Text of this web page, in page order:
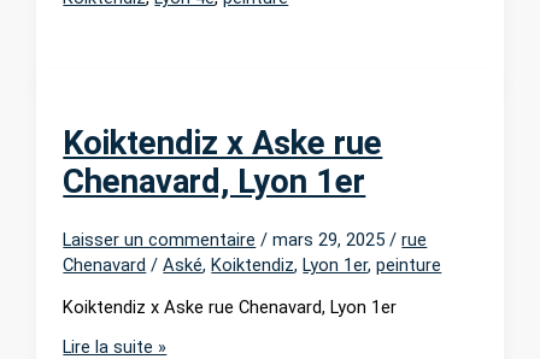
Koiktendiz x Aske rue
Chenavard, Lyon 1er
Laisser un commentaire /mars 29, 2025/rue
Chenavard /Aské, Koiktendiz, Lyon 1er,peinture
Koiktendiz x Aske rue Chenavard, Lyon 1er
Koiktendiz
Lire la suite »